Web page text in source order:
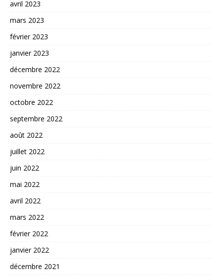
avril 2023
mars 2023
février 2023
janvier 2023
décembre 2022
novembre 2022
octobre 2022
septembre 2022
août 2022
juillet 2022
juin 2022
mai 2022
avril 2022
mars 2022
février 2022
janvier 2022
décembre 2021